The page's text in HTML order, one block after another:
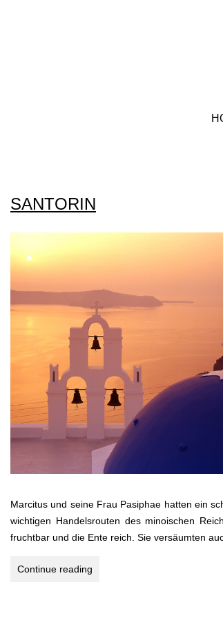
SANTORIN
Marcitus und seine Frau Pasiphae hatten ein
wichtigen Handelsrouten des minoischen
fruchtbar und die Ente reich. Sie versäumten
Continue reading